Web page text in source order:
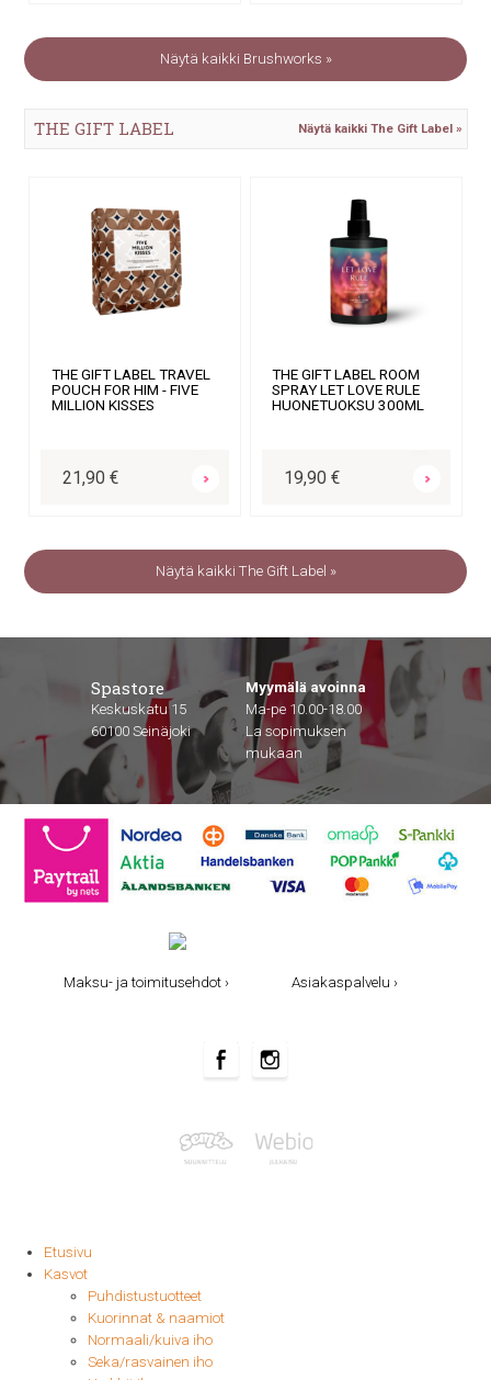
Näytä kaikki Brushworks »
THE GIFT LABEL Näytä kaikki The Gift Label »
THE GIFT LABEL TRAVEL
POUCH FOR HIM - FIVE
MILLION KISSES
21,90 €
THE GIFT LABEL ROOM
SPRAY LET LOVE RULE
HUONETUOKSU 300ML
19,90 €
Näytä kaikki The Gift Label »
Spastore
Keskuskatu 15
60100 Seinäjoki
Myymälä avoinna
Ma-pe 10.00-18.00
La sopimuksen
mukaan
Maksu- ja toimitusehdot › Asiakaspalvelu ›
Etusivu
Kasvot
Puhdistustuotteet
Kuorinnat & naamiot
Normaali/kuiva iho
Seka/rasvainen iho